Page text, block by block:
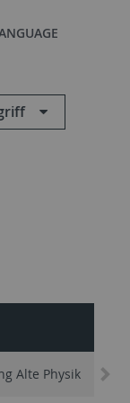
Alte Physik